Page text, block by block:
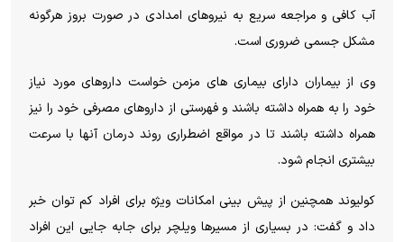
آب کافی و مراجعه سریع به نیروهای امدادی در صورت بروز هرگونه
مشکل جسمی ضروری است.
وی از بیماران دارای بیماری های مزمن خواست داروهای مورد نیاز
خود را به همراه داشته باشند و فهرستی از داروهای مصرفی خود را نیز
همراه داشته باشند تا در مواقع اضطراری روند درمان آنها با سرعت
بیشتری انجام شود.
کولیوند همچنین از پیش بینی امکانات ویژه برای افراد کم توان خبر
داد و گفت: در بسیاری از مسیرها ویلچر برای جابه جایی این افراد